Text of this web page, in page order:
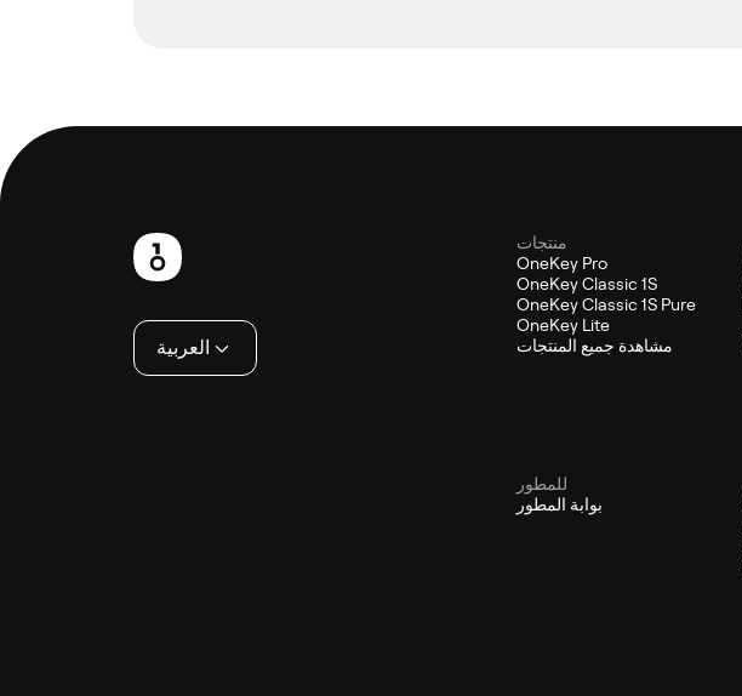
العربية
منتجات
OneKey Pro
OneKey Classic 1S
OneKey Classic 1S Pure
OneKey Lite
مشاهدة جميع المنتجات
للمطور
بوابة المطور